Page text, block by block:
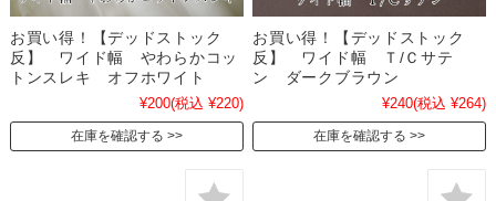
お買い得！【デッドストック
反】 ワイド幅 やわらかコッ
トンスレキ オフホワイト
¥200(税込 ¥220)
在庫を確認する
お買い得！【デッドストック
反】 ワイド幅 Ｔ/Ｃサテ
ン ダークブラウン
¥240(税込 ¥264)
在庫を確認する